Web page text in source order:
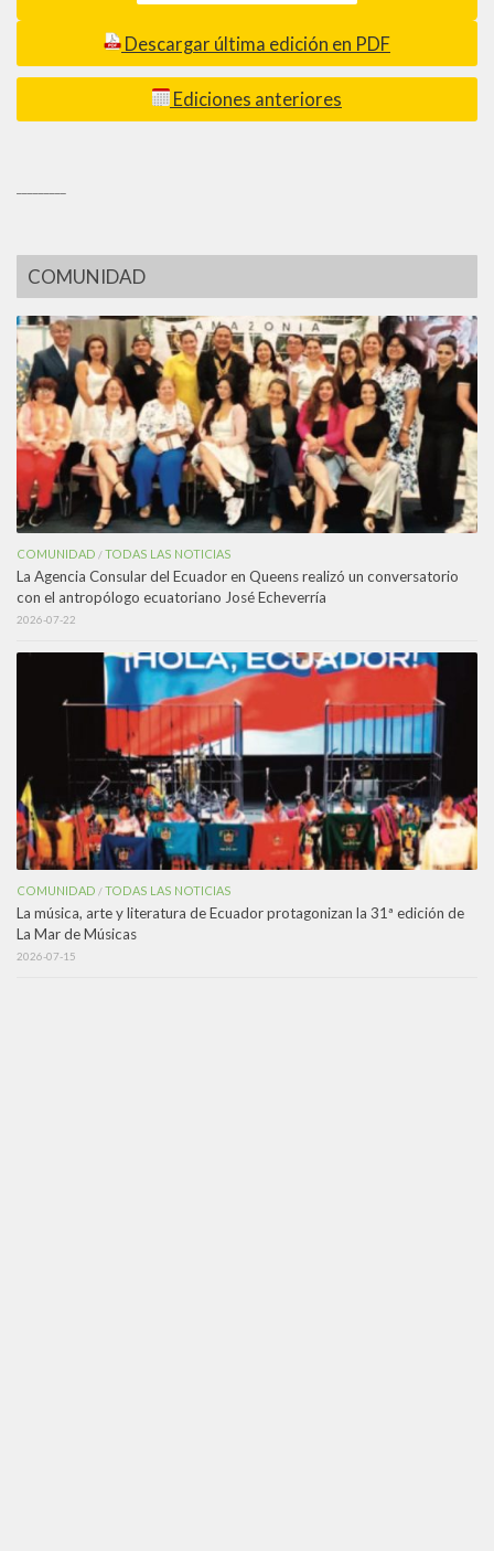
Descargar última edición en PDF
Ediciones anteriores
COMUNIDAD
COMUNIDAD /TODAS LAS NOTICIAS
La Agencia Consular del Ecuador en Queens realizó un conversatorio
con el antropólogo ecuatoriano José Echeverría
2026-07-22
COMUNIDAD /TODAS LAS NOTICIAS
La música, arte y literatura de Ecuador protagonizan la 31ª edición de
La Mar de Músicas
2026-07-15